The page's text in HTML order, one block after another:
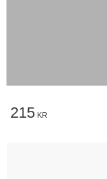
215 KR